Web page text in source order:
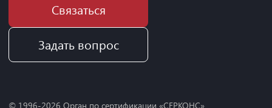
Связаться
Задать вопрос
© 1996-2026 Орган по сертификации «СЕРКОНС»